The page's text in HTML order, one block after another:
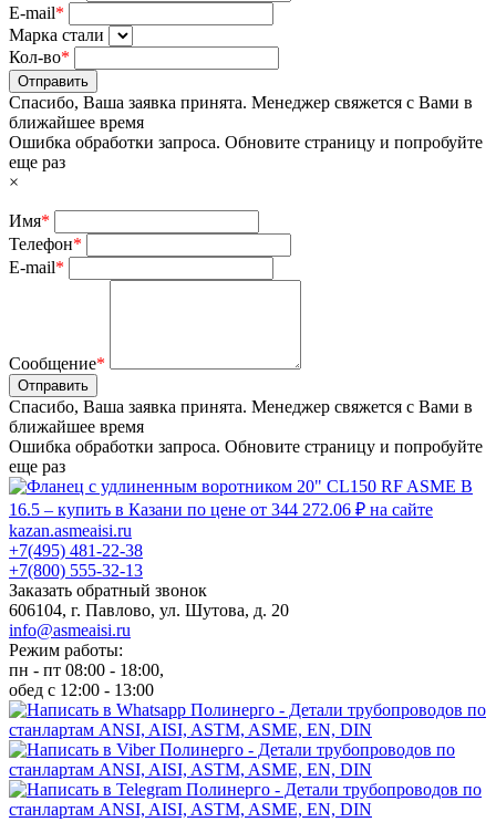
E-mail*
Марка стали
Кол-во*
Отправить
Спасибо, Ваша заявка принята. Менеджер свяжется с Вами в
ближайшее время
Ошибка обработки запроса. Обновите страницу и попробуйте
еще раз
×
Имя*
Телефон*
E-mail*
Сообщение*
Отправить
Спасибо, Ваша заявка принята. Менеджер свяжется с Вами в
ближайшее время
Ошибка обработки запроса. Обновите страницу и попробуйте
еще раз
+7(495) 481-22-38
+7(800) 555-32-13
Заказать обратный звонок
606104, г. Павлово, ул. Шутова, д. 20
info@asmeaisi.ru
Режим работы:
пн - пт 08:00 - 18:00,
обед с 12:00 - 13:00